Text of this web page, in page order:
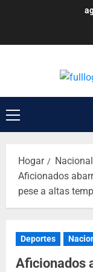
Hogar
Nacional
Aficionados
pese a altas
Deportes
Aficionados